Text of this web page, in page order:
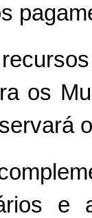
os